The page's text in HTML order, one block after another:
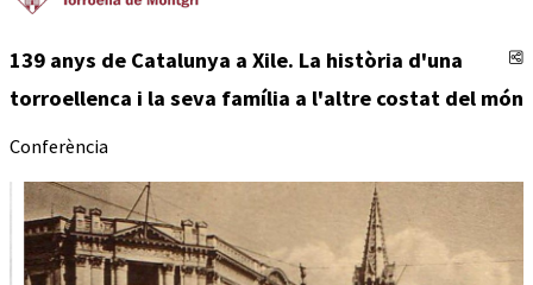
139 anys de Catalunya a Xile. La història d'una
torroellenca i la seva família a l'altre costat del món
Conferència